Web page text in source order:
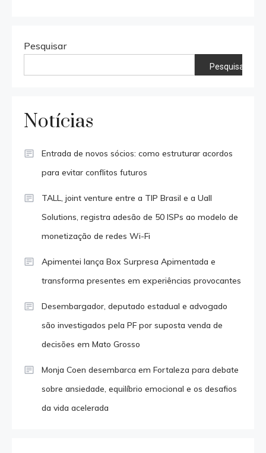
Pesquisar
Pesquisar
Notícias
Entrada de novos sócios: como estruturar acordos
para evitar conflitos futuros
TALL, joint venture entre a TIP Brasil e a Uall
Solutions, registra adesão de 50 ISPs ao modelo de
monetização de redes Wi-Fi
Apimentei lança Box Surpresa Apimentada e
transforma presentes em experiências provocantes
Desembargador, deputado estadual e advogado
são investigados pela PF por suposta venda de
decisões em Mato Grosso
Monja Coen desembarca em Fortaleza para debate
sobre ansiedade, equilíbrio emocional e os desafios
da vida acelerada